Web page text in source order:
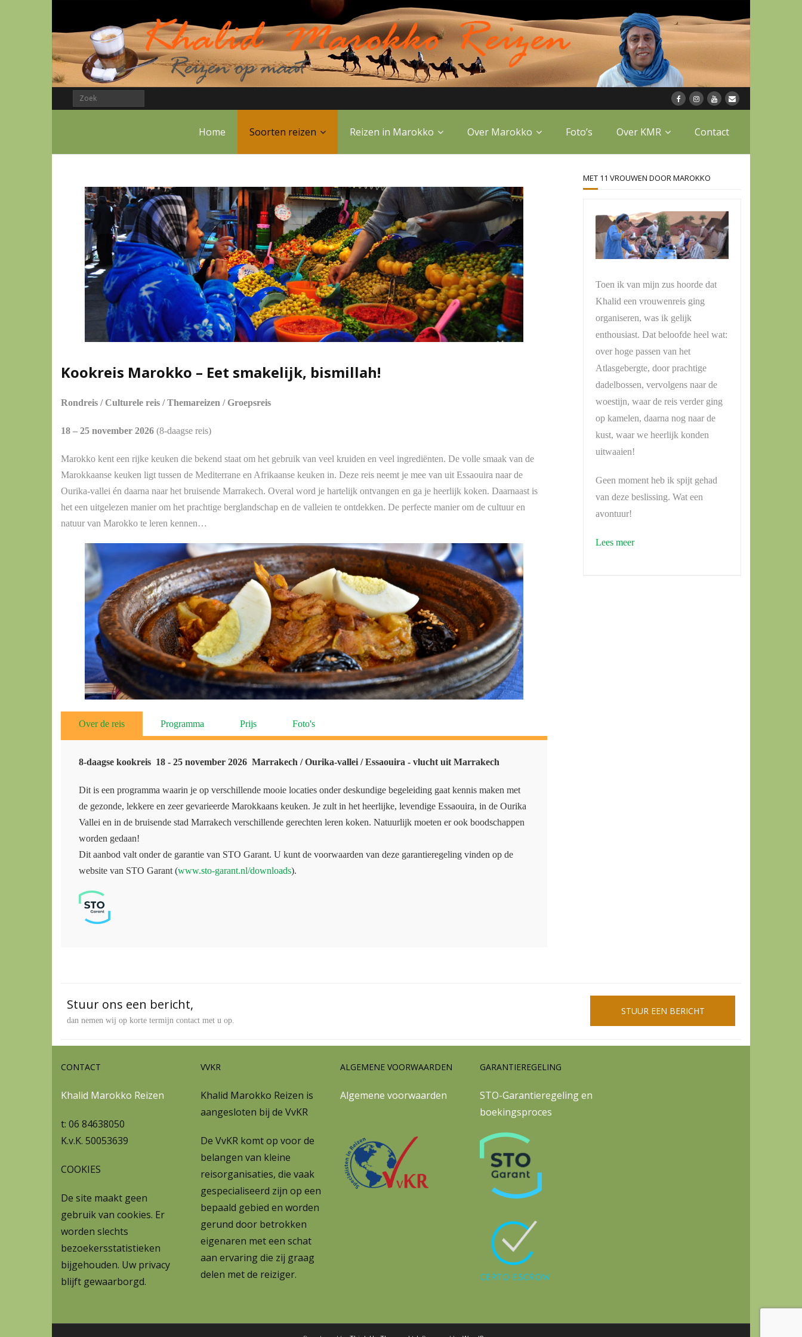
Home Soorten reizen Reizen in Marokko Over Marokko Foto’s Over KMR Contact
Kookreis Marokko – Eet smakelijk, bismillah!
Rondreis / Culturele reis / Themareizen / Groepsreis
18 – 25 november 2026 (8-daagse reis)
Marokko kent een rijke keuken die bekend staat om het gebruik van veel kruiden en veel ingrediënten. De volle smaak van de
Marokkaanse keuken ligt tussen de Mediterrane en Afrikaanse keuken in. Deze reis neemt je mee van uit Essaouira naar de
Ourika-vallei én daarna naar het bruisende Marrakech. Overal word je hartelijk ontvangen en ga je heerlijk koken. Daarnaast is
het een uitgelezen manier om het prachtige berglandschap en de valleien te ontdekken. De perfecte manier om de cultuur en
natuur van Marokko te leren kennen…
Over de reis Programma Prijs Foto's
8-daagse kookreis 18 - 25 november 2026 Marrakech / Ourika-vallei / Essaouira - vlucht uit Marrakech
Dit is een programma waarin je op verschillende mooie locaties onder deskundige begeleiding gaat kennis maken met
de gezonde, lekkere en zeer gevarieerde Marokkaans keuken. Je zult in het heerlijke, levendige Essaouira, in de Ourika
Vallei en in de bruisende stad Marrakech verschillende gerechten leren koken. Natuurlijk moeten er ook boodschappen
worden gedaan!
Dit aanbod valt onder de garantie van STO Garant. U kunt de voorwaarden van deze garantieregeling vinden op de
website van STO Garant (www.sto-garant.nl/downloads).
MET 11 VROUWEN DOOR MAROKKO
Toen ik van mijn zus hoorde dat
Khalid een vrouwenreis ging
organiseren, was ik gelijk
enthousiast. Dat beloofde heel wat:
over hoge passen van het
Atlasgebergte, door prachtige
dadelbossen, vervolgens naar de
woestijn, waar de reis verder ging
op kamelen, daarna nog naar de
kust, waar we heerlijk konden
uitwaaien!
Geen moment heb ik spijt gehad
van deze beslissing. Wat een
avontuur!
Lees meer
Stuur ons een bericht,
dan nemen wij op korte termijn contact met u op.
STUUR EEN BERICHT
CONTACT
Khalid Marokko Reizen
t: 06 84638050
K.v.K. 50053639
COOKIES
De site maakt geen
gebruik van cookies. Er
worden slechts
bezoekersstatistieken
bijgehouden. Uw privacy
blijft gewaarborgd.
VVKR
Khalid Marokko Reizen is
aangesloten bij de VvKR
De VvKR komt op voor de
belangen van kleine
reisorganisaties, die vaak
gespecialiseerd zijn op een
bepaald gebied en worden
gerund door betrokken
eigenaren met een schat
aan ervaring die zij graag
delen met de reiziger.
ALGEMENE VOORWAARDEN
Algemene voorwaarden
GARANTIEREGELING
STO-Garantieregeling en
boekingsproces